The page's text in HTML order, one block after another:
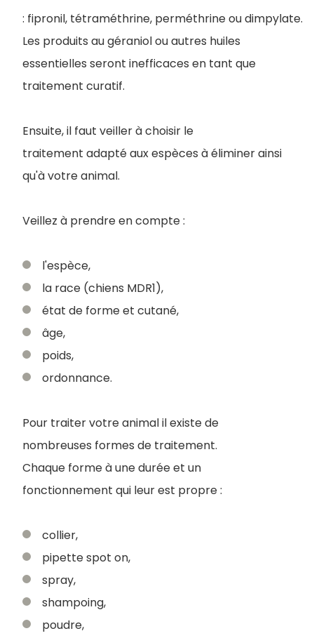
: fipronil, tétraméthrine, perméthrine ou dimpylate.
Les produits au géraniol ou autres huiles
essentielles seront inefficaces en tant que
traitement curatif.
Ensuite, il faut veiller à choisir le
traitement adapté aux espèces à éliminer ainsi
qu'à votre animal.
Veillez à prendre en compte :
l'espèce,
la race (chiens MDR1),
état de forme et cutané,
âge,
poids,
ordonnance.
Pour traiter votre animal il existe de
nombreuses formes de traitement.
Chaque forme à une durée et un
fonctionnement qui leur est propre :
collier,
pipette spot on,
spray,
shampoing,
poudre,